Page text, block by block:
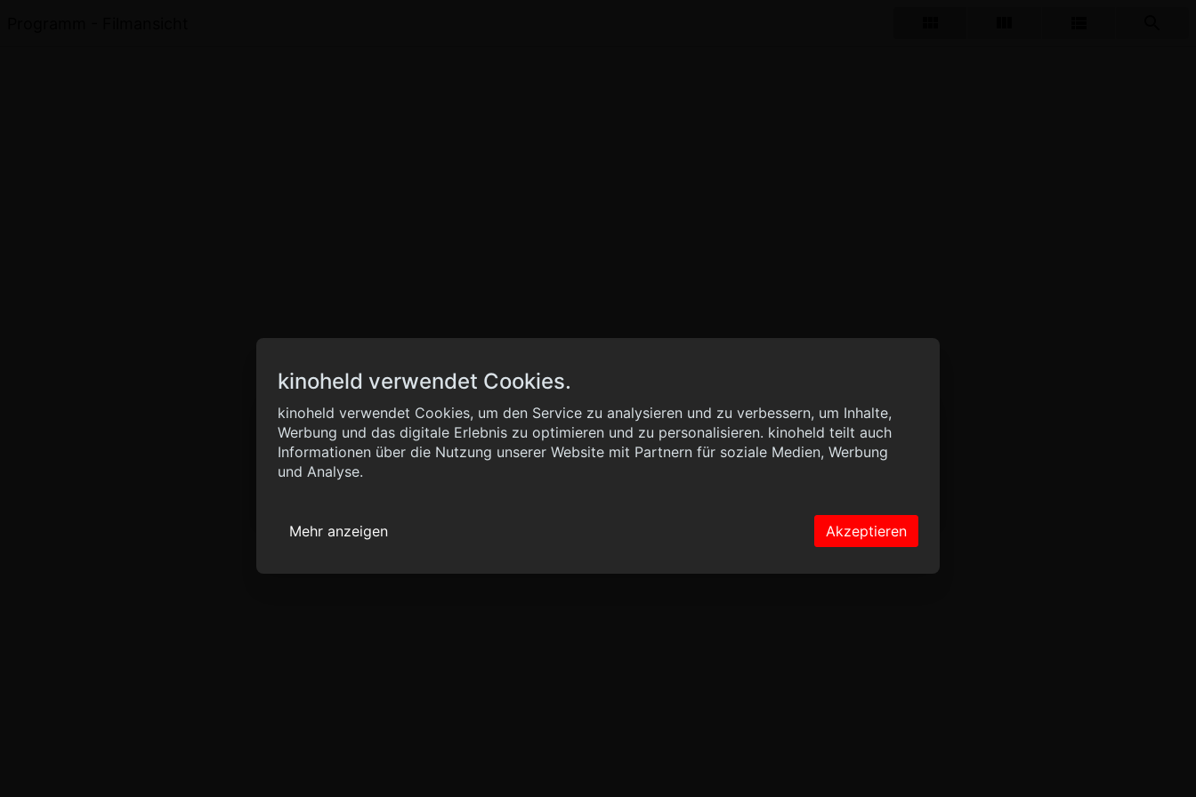
kinoheld verwendet Cookies.
kinoheld verwendet Cookies, um den Service zu analysieren und zu verbessern, um Inhalte,
Werbung und das digitale Erlebnis zu optimieren und zu personalisieren. kinoheld teilt auch
Informationen über die Nutzung unserer Website mit Partnern für soziale Medien, Werbung
und Analyse.
Mehr anzeigen Akzeptieren
Info
{ "__sentry_xhr__": { "method": "POST", "url": "//graph.kinoheld.de:/graphql/v1/query?lang=de",
"status_code": 0 } }